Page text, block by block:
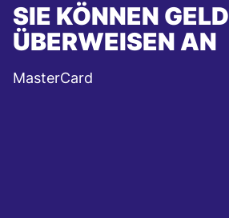
SIE KÖNNEN GELD
ÜBERWEISEN AN
MasterCard